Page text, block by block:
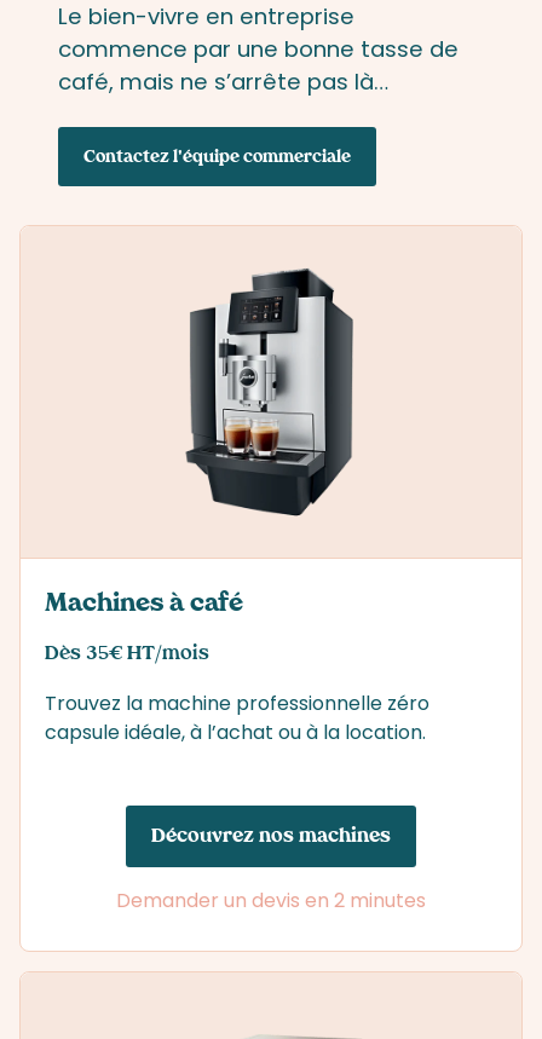
Le bien-vivre en entreprise
commence par une bonne tasse de
café, mais ne s’arrête pas là…
Contactez l'équipe commerciale
Machines à café
Dès 35€ HT/mois
Trouvez la machine professionnelle zéro
capsule idéale, à l’achat ou à la location.
Découvrez nos machines
Demander un devis en 2 minutes